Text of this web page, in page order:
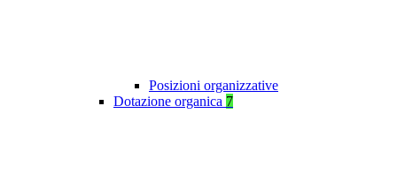
Posizioni organizzative
Dotazione organica 7